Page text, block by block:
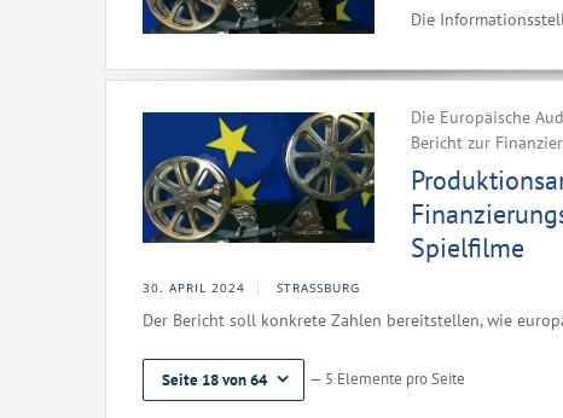
Die
Die Europäische
Bericht zur
Spielfilme
30. APRIL 2024 STRASSBURG
Der Bericht soll konkrete Zahlen bereitstellen, wie
Seite 18 von 64 — 5 Elemente pro Seite